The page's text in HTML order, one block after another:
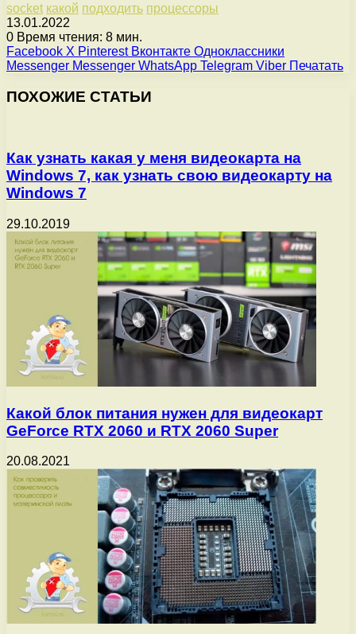
socket какой подходить процессоры
13.01.2022
0 Время чтения: 8 мин.
Facebook X Pinterest Вконтакте Одноклассники
Messenger Messenger WhatsApp Telegram Viber Печатать
ПОХОЖИЕ СТАТЬИ
Как узнать какая у меня видеокарта на
Windows 7, как узнать свою видеокарту на
Windows 7
29.10.2019
Какой блок питания нужен для видеокарт
GeForce RTX 2060 и RTX 2060 Super
20.08.2021